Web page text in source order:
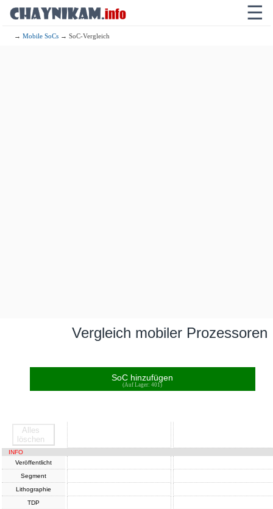
☰
→Mobile SoCs → SoC-Vergleich
Vergleich mobiler Prozessoren
SoC hinzufügen
(Auf Lager: 401)
Alles
löschen
INFO
Veröffentlicht
Segment
Lithographie
TDP